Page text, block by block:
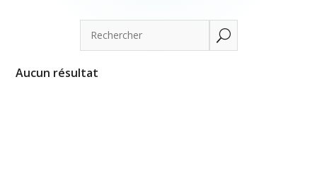
U
Aucun résultat